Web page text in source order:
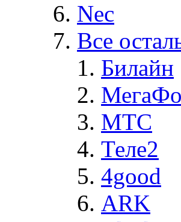
Nec
Все
Билайн
MTC
Теле2
4good
ARK